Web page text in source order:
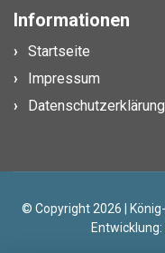
Informationen
Startseite
Impressum
Datenschutzerklärung
© Copyright 2026 |
Entwicklung: